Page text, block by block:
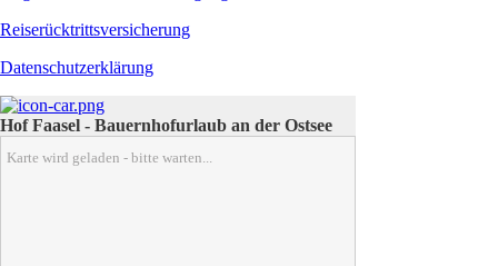
Reiserücktrittsversicherung
Datenschutzerklärung
Hof Faasel - Bauernhofurlaub an der Ostsee
Karte wird geladen - bitte warten...